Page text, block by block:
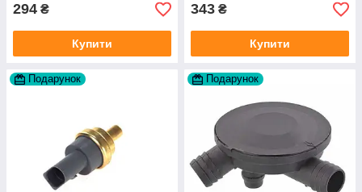
294 ₴
Купити
343 ₴
Купити
Подарунок Подарунок